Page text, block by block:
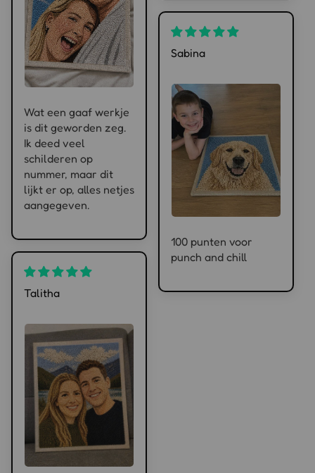
Wat een gaaf werkje
is dit geworden zeg.
Ik deed veel
schilderen op
nummer, maar dit
lijkt er op, alles netjes
aangegeven.
Sabina
100 punten voor
punch and chill
Talitha